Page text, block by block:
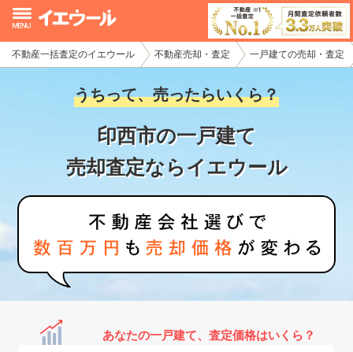
不動産一括査定のイエウール 不動産売却・査定 一戸建ての売却・査定
うちって、売ったらいくら？
印西市の一戸建て
売却査定ならイエウール
あなたの一戸建て、査定価格はいくら？
イエウール加盟希望の不動産会社様
初めての方へ
不動産売却の流れ
不動産の売却・一括査定
家査定シミュレーター
お問い合わせ